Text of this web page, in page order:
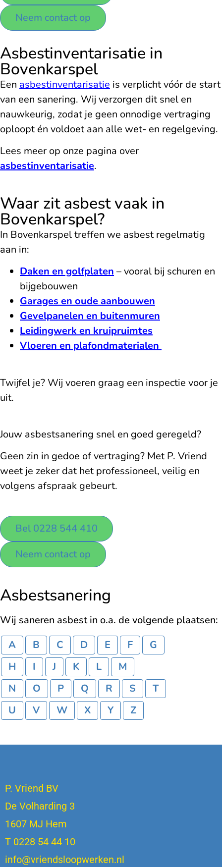
Neem contact op
Asbestinventarisatie in
Bovenkarspel
Een asbestinventarisatie is verplicht vóór de start
van een sanering. Wij verzorgen dit snel en
nauwkeurig, zodat je geen onnodige vertraging
oploopt én voldoet aan alle wet- en regelgeving.
Lees meer op onze pagina over
asbestinventarisatie.
Waar zit asbest vaak in
Bovenkarspel?
In Bovenkarspel treffen we asbest regelmatig
aan in:
Daken en golfplaten – vooral bij schuren en
bijgebouwen
Garages en oude aanbouwen
Gevelpanelen en buitenmuren
Leidingwerk en kruipruimtes
Vloeren en plafondmaterialen
Twijfel je? Wij voeren graag een inspectie voor je
uit.
Jouw asbestsanering snel en goed geregeld?
Geen zin in gedoe of vertraging? Met P. Vriend
weet je zeker dat het professioneel, veilig en
volgens afspraak gebeurt.
Bel 0228 544 410
Neem contact op
Asbestsanering
Wij saneren asbest in o.a. de volgende plaatsen:
A
B C D E F
G
H
I J K L
M
N
O P Q R S
T
U
V W X Y Z
P. Vriend BV
De Volharding 3
1607 MJ Hem
T 0228 54 44 10
info@vriendsloopwerken.nl